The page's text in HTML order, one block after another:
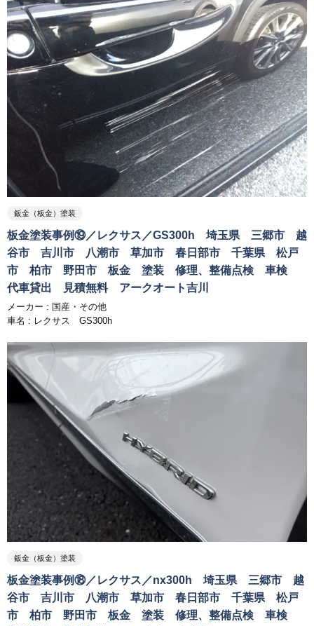
鈑金（板金）塗装
板金塗装事例⑲／レクサス／GS300h 埼玉県 三郷市 越
谷市 吉川市 八潮市 草加市 春日部市 千葉県 松戸
市 柏市 野田市 板金 塗装 修理、整備点検 車検
代車貸出 見積無料 アークオート吉川
メーカー : 国産・その他
車名 : レクサス GS300h
鈑金（板金）塗装
板金塗装事例⑱／レクサス／nx300h 埼玉県 三郷市 越
谷市 吉川市 八潮市 草加市 春日部市 千葉県 松戸
市 柏市 野田市 板金 塗装 修理、整備点検 車検